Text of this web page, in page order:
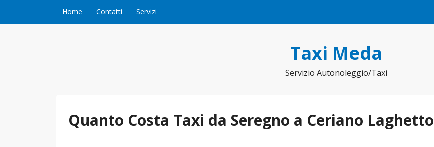
Home Contatti Servizi
Taxi Meda
Servizio Autonoleggio/Taxi
Quanto Costa Taxi da Seregno a Ceriano Laghetto